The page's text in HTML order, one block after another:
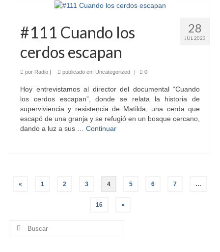
28
JUL 2023
#111 Cuando los
cerdos escapan
por Radio | publicado en: Uncategorized | 0
Hoy entrevistamos al director del documental “Cuando
los cerdos escapan”, donde se relata la historia de
superviviencia y resistencia de Matilda, una cerda que
escapó de una granja y se refugió en un bosque cercano,
dando a luz a sus … Continuar
Paginación
entradas
« 1 2 3 4 5 6 7 …
16 »
Buscar